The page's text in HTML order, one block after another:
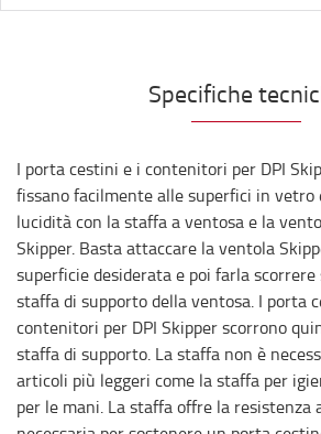
Specifiche
I porta cestini e i contenitori per DPI
fissano facilmente alle superfici in vetro
lucidità con la staffa a ventosa e la
Skipper. Basta attaccare la ventola
superficie desiderata e poi farla scorrere
staffa di supporto della ventosa. I porta
contenitori per DPI Skipper scorrono
staffa di supporto. La staffa non è
articoli più leggeri come la staffa per
per le mani. La staffa offre la resistenza